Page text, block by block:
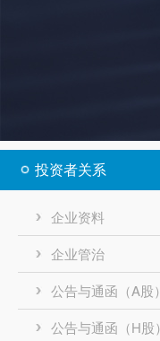
投资者关系
企业资料
企业管治
公告与通函（A股）
公告与通函（H股）